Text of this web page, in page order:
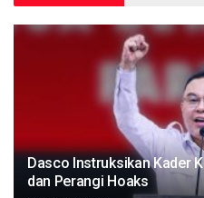
Dasco Instruksikan Kader
dan Perangi Hoaks